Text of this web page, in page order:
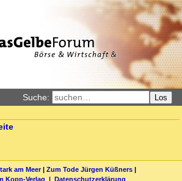
Suche: Los
am Meer| Zum Tode Jürgen Küßners |
Kopp-Verlag | Datenschutzerklärung